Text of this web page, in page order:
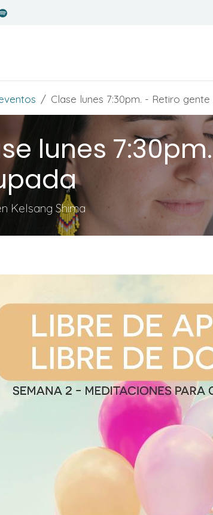
Clase lunes 7:30pm. - Retiro
lunes
Kelsang Shima